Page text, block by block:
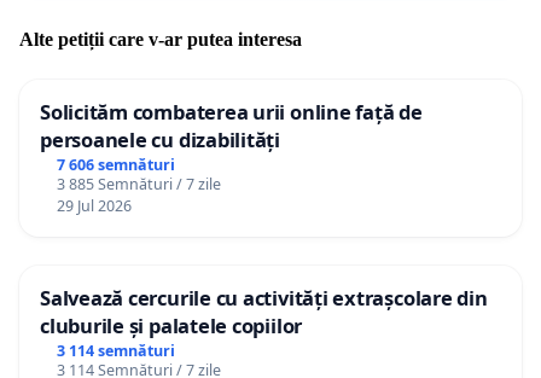
Alte petiții care v-ar putea interesa
Solicităm combaterea urii online față de
persoanele cu dizabilități
7 606 semnături
3 885 Semnături / 7 zile
29 Jul 2026
Salvează cercurile cu activități extrașcolare din
cluburile și palatele copiilor
3 114 semnături
3 114 Semnături / 7 zile